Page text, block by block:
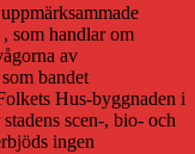
, som handlar om
av
bandet
Hus-byggnaden i
scen-, bio- och
ingen